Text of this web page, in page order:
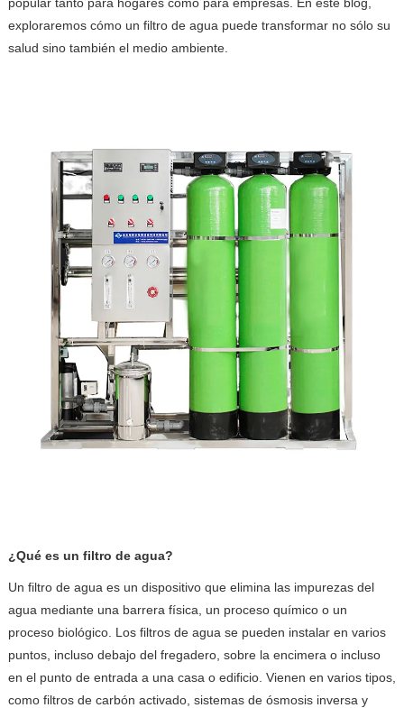
exploraremos cómo un filtro de agua puede transformar no sólo su
salud sino también el medio ambiente.
¿Qué es un filtro de agua?
Un filtro de agua es un dispositivo que elimina las impurezas del
agua mediante una barrera física, un proceso químico o un
proceso biológico. Los filtros de agua se pueden instalar en varios
puntos, incluso debajo del fregadero, sobre la encimera o incluso
en el punto de entrada a una casa o edificio. Vienen en varios tipos,
como filtros de carbón activado, sistemas de ósmosis inversa y